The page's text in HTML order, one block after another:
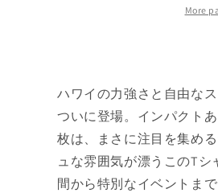
More
ハワイの力強さと自由な
ついに登場。インパクト
枚は、まさに注目を集め
ュな雰囲気が漂うこのT
間から特別なイベントま